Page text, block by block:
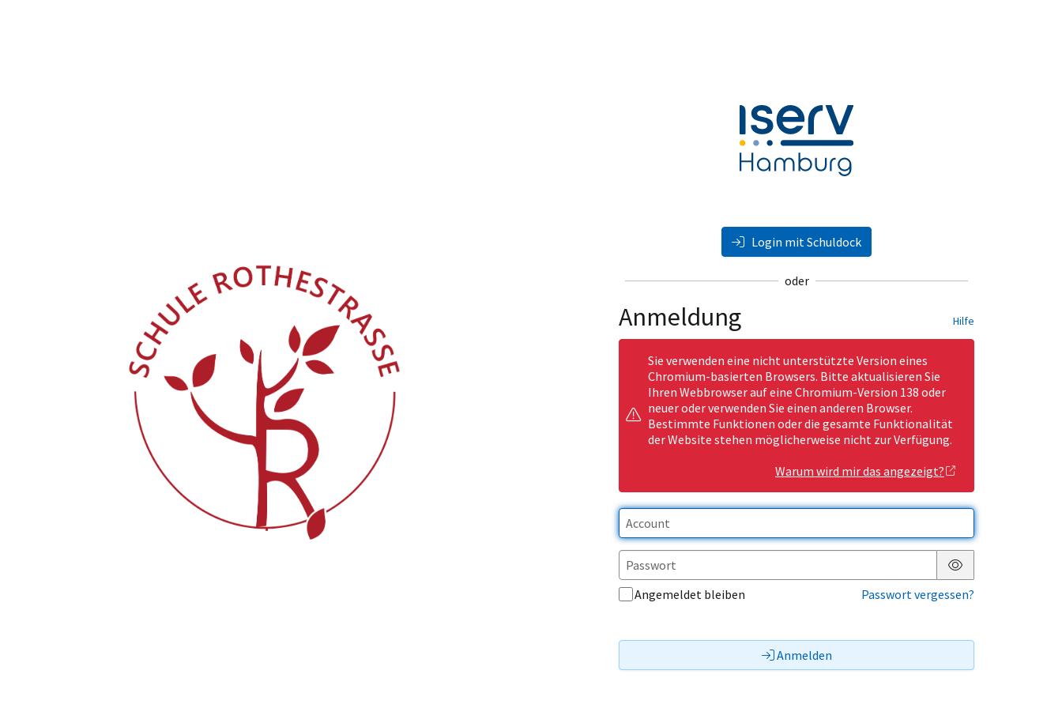
Login mit Schuldock
oder
Anmeldung Hilfe
Sie verwenden eine nicht unterstützte Version eines
Chromium-basierten Browsers. Bitte aktualisieren Sie
Ihren Webbrowser auf eine Chromium-Version 138 oder
neuer oder verwenden Sie einen anderen Browser.
Bestimmte Funktionen oder die gesamte Funktionalität
der Website stehen möglicherweise nicht zur Verfügung.
Warum wird mir das angezeigt?
Passwort anzeigen
Angemeldet bleiben
Passwort vergessen?
Anmelden